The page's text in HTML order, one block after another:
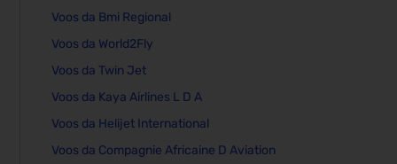
Voos da Bmi Regional
Voos da World2Fly
Voos da Twin Jet
Voos da Kaya Airlines L D A
Voos da Helijet International
Voos da Compagnie Africaine D Aviation